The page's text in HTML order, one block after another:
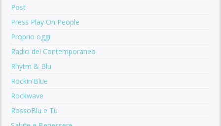
Post
Press Play On People
Proprio oggi
Radici del Contemporaneo
Rhytm & Blu
Rockin'Blue
Rockwave
RossoBlu e Tu